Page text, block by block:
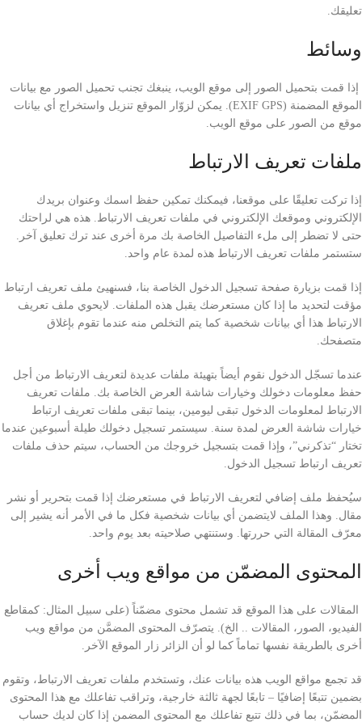
تعليقك.
وسائط
إذا قمت بتحميل الصور إلى موقع الويب، ينبغك تجنب تحميل الصور مع بيانات
الموقع المضمنة (EXIF GPS). يمكن لزوّار الموقع تنزيل واستخراج أي بيانات
موقع من الصور على موقع الويب.
ملفات تعريف الارتباط
إذا تركت تعليقًا على موقعنا، فيمكنك تمكين حفظ اسمك وعنوان بريدك
الإلكتروني وموقعك الإلكتروني في ملفات تعريف الارتباط. هذه هي لراحتك
حتى لا تضطر إلى ملء التفاصيل الخاصة بك مرة أخرى عند ترك تعليق آخر.
ستستمر ملفات تعريف الارتباط هذه لمدة عام واحد.
إذا قمت بزيارة صفحة تسجيل الدخول الخاصة بنا، فسنهيئ ملف تعريف ارتباط
مؤقت لتحديد ما إذا كان مستعرضك يقبل هذه الملفات. لايحوي ملف تعريف
الارتباط هذا أي بيانات شخصية كما يتم التخلص منه عندما تقوم بإغلاق
متصفحك.
عندما تسجّل الدخول نقوم أيضاً بتهيئة ملفات عديدة لتعريف الارتباط من أجل
حفظ معلومات دخولك وخيارات شاشة العرض الخاصة بك. ملفات تعريف
الارتباط لمعلومات الدخول تبقى ليومين، بينما تبقى ملفات تعريف ارتباط
خيارات شاشة العرض لمدة سنة. سيستمر تسجيل دخولك طيلة أسبوعين عندما
تختار “تذكرني”، وإذا قمت بتسجيل خروجك من الحساب، سيتم حذف ملفات
تعريف ارتباط تسجيل الدخول.
سيُحفظ ملف إضافي لتعريف الارتباط في مستعرضك إذا قمت بتحرير أو نشر
مقال. وهذا الملف لايتضمن أي بيانات شخصية فكل ما في الأمر أنه يشير إلى
معرّف المقالة التي حررتها. وستنتهي صلاحيته بعد يوم واحد.
المحتوى المضمّن من مواقع ويب أخرى
المقالات على هذا الموقع قد تشمل محتوى مضمّناً (على سبيل المثال: كمقاطع
الفيديو، الصور، المقالات .. الخ). يتصرّف المحتوى المضمَّن من مواقع ويب
أخرى بالطريقة نفسها تماماً كما لو أن الزائر زار الموقع الآخر.
قد تجمع مواقع الويب هذه بيانات عنك، وتستخدم ملفات تعريف الارتباط، وتقوم
بضمين تتبعًا إضافيًا – تابعًا لجهة ثالثة خارجية، وتراقب تفاعلك مع هذا المحتوى
المضمّن، بما في ذلك تتبع تفاعلك مع المحتوى المضمن إذا كان لديك حساب